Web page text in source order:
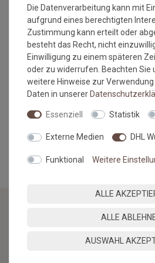
Bitte beachten Sie immer die
Pflegehinweisedes Herstellers.
Wichtiger Hinweis:
Maßtoleranzen von 1-3 % können
normal. Sonderanfertigungen im
Umtausch/Rückgabe
Hinweis Bordürenteppiche:
der Breite, besteht das Risiko der
MEHR INFORMATIONEN ZUM EU
Die Datenverarbeitung kann mit
aufgrund eines berechtigten
Zustimmung kann erteilt oder
besteht das Recht, nicht
Einwilligung zu einem späteren
oder zu widerrufen. Beachten Sie
weitere Hinweise zur
Daten in unserer
Essenziell Statistik
Externe Medien DHL
Funktional Weitere
ALLE
ALLE
AUSWAHL